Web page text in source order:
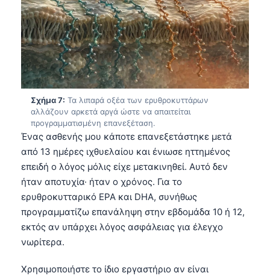
Σχήμα 7: Τα λιπαρά οξέα των ερυθροκυττάρων
αλλάζουν αρκετά αργά ώστε να απαιτείται
προγραμματισμένη επανεξέταση.
Ένας ασθενής μου κάποτε επανεξετάστηκε μετά
από 13 ημέρες ιχθυελαίου και ένιωσε ηττημένος
επειδή ο λόγος μόλις είχε μετακινηθεί. Αυτό δεν
ήταν αποτυχία· ήταν ο χρόνος. Για το
ερυθροκυτταρικό EPA και DHA, συνήθως
προγραμματίζω επανάληψη στην εβδομάδα 10 ή 12,
εκτός αν υπάρχει λόγος ασφάλειας για έλεγχο
νωρίτερα.
Χρησιμοποιήστε το ίδιο εργαστήριο αν είναι
Română
简体中文
فارسی
Български
Dansk
Nederlands
हिन्दी
Bahasa Indonesia
Հայերեն
Íslenska
Српски језик
Svenska
Bosanski
Azərbaycan dili